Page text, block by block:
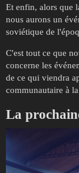
Et enfin, alors que
nous aurons un
soviétique de
C'est tout ce que
concerne les
de ce qui viendra
communautaire à
La